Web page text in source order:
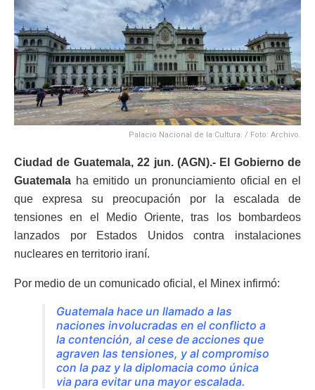
Palacio Nacional de la Cultura. / Foto: Archivo.
Ciudad de Guatemala, 22 jun. (AGN).- El Gobierno de
Guatemala ha emitido un pronunciamiento oficial en el
que expresa su preocupación por la escalada de
tensiones en el Medio Oriente, tras los bombardeos
lanzados por Estados Unidos contra instalaciones
nucleares en territorio iraní.
Por medio de un comunicado oficial, el Minex infirmó:
Guatemala hace un llamado a las
naciones involucradas en el conflicto a
la contención, al cese de acciones que
agraven las tensiones, y al compromiso
con la paz y la diplomacia como única
via para evitar una mayor escalada.